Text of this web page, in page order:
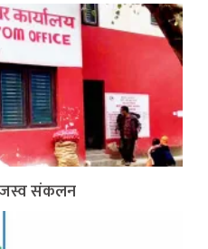
संकलन